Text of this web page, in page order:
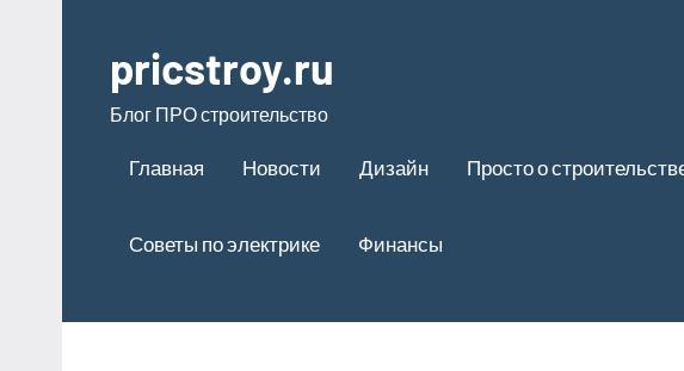
содержимому
pricstroy.ru
Блог ПРО строительство
Главная Новости Дизайн Просто о
Советы по электрике Финансы